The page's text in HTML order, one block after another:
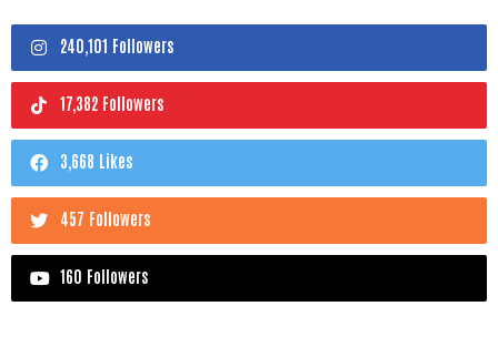
240,101 Followers
17,382 Followers
3,668 Likes
457 Followers
160 Followers